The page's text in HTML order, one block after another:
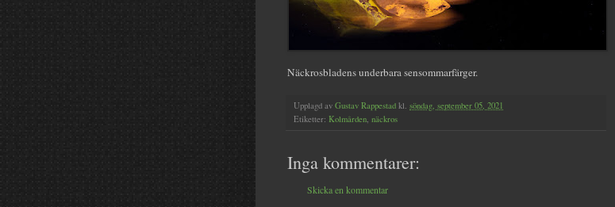
Näckrosbladens underbara sensommarfärger.
Upplagd av Gustav Rappestad kl. söndag, september 05, 2021
Etiketter: Kolmården, näckros
Inga kommentarer:
Skicka en kommentar